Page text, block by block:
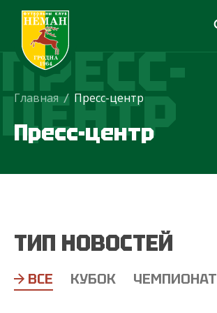
ПРЕСС-
ЦЕНТР
Главная / Пресс-центр
Пресс-центр
ТИП НОВОСТЕЙ
ВСЕ КУБОК ЧЕМПИОНАТ